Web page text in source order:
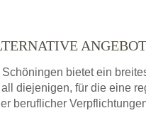
bietet ein
diejenigen, für die eine
beruflicher